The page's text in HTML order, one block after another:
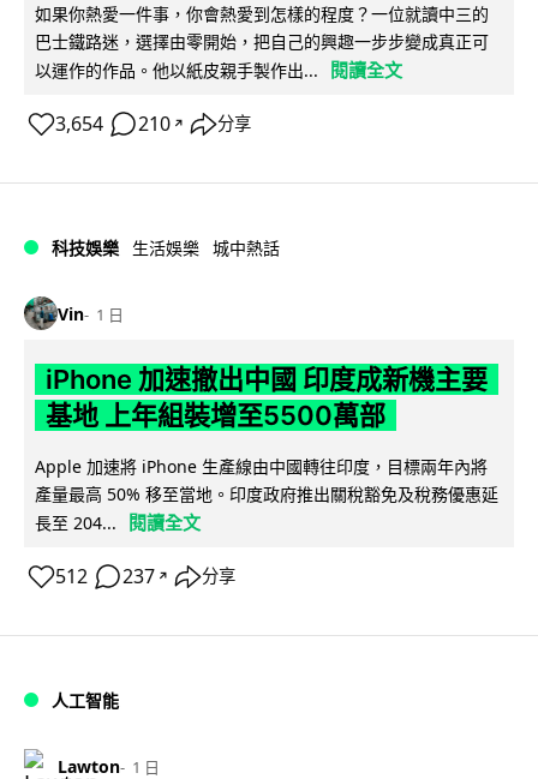
如果你熱愛一件事，你會熱愛到怎樣的程度？一位就讀中三的
巴士鐵路迷，選擇由零開始，把自己的興趣一步步變成真正可
以運作的作品。他以紙皮親手製作出...
閱讀全文
3,654 210 ↗ 分享
科技娛樂 生活娛樂 城中熱話
Vin 1 日
iPhone 加速撤出中國 印度成新機主要
基地 上年組裝增至5500萬部
Apple 加速將 iPhone 生產線由中國轉往印度，目標兩年內將
產量最高 50% 移至當地。印度政府推出關稅豁免及稅務優惠延
長至 204...
閱讀全文
512 237 ↗ 分享
人工智能
Lawton 1 日